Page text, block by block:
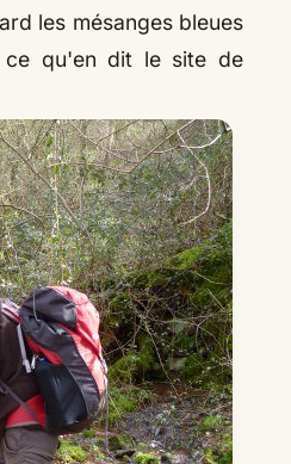
les mésanges bleues
ce qu'en dit le site de